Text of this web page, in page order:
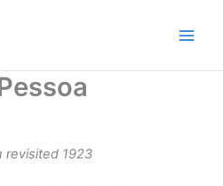
revisited 1923